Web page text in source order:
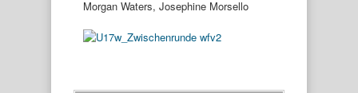
Morgan Waters, Josephine Morsello